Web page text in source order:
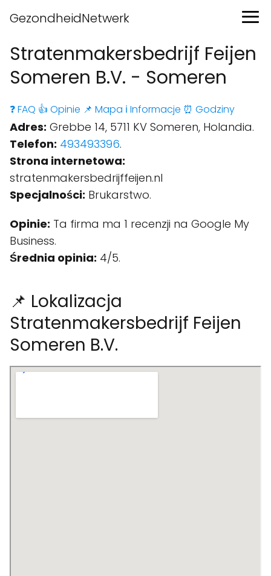
GezondheidNetwerk
Stratenmakersbedrijf Feijen
Someren B.V. - Someren
❓ FAQ 👍 Opinie 📌 Mapa ℹ️ Informacje ⏰ Godziny
Adres: Grebbe 14, 5711 KV Someren, Holandia.
Telefon: 493493396.
Strona internetowa:
stratenmakersbedrijffeijen.nl
Specjalności: Brukarstwo.
Opinie: Ta firma ma 1 recenzji na Google My
Business.
Średnia opinia: 4/5.
📌 Lokalizacja
Stratenmakersbedrijf Feijen
Someren B.V.